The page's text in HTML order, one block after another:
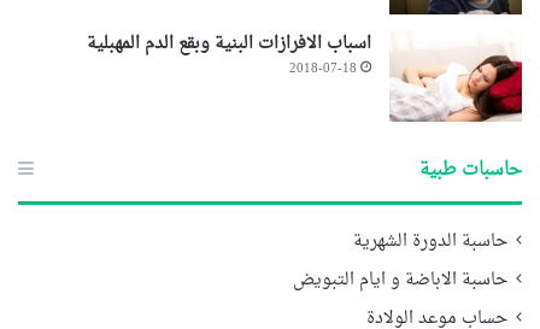
اسباب الافرازات البنية وبقع الدم المهبلية
2018-07-18
حاسبات طبية
حاسبة الدورة الشهرية
حاسبة الاباضة و ايام التبويض
حساب موعد الولادة